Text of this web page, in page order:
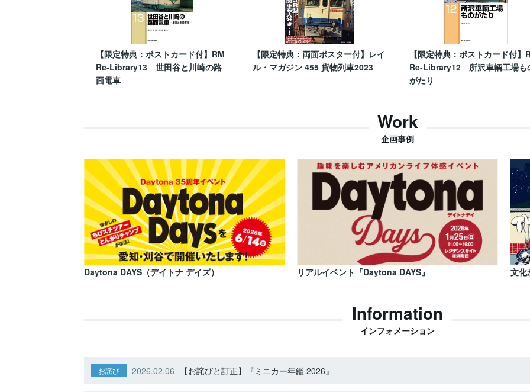
【限定特典：ポストカード付】RM
Re-Library13 世田谷と川崎の路
面電車
【限定特典：両面ポスター付】レイ
ル・マガジン 455 貨物列車2023
【限定特典：ポストカード付】
Re-Library12 所沢車輌工場も
がたり
Work
企画事例
Daytona DAYS（デイトナ デイズ） リアルイベント『Daytona DAYS』 文化
Information
インフォメーション
お詫び 2026.02.06 【お詫びと訂正】『ミニカー年鑑 2026』